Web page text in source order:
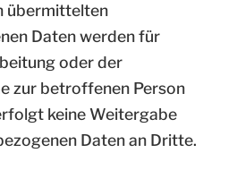
übermittelten
Daten werden für
oder der
zur betroffenen Person
keine Weitergabe
Daten an Dritte.